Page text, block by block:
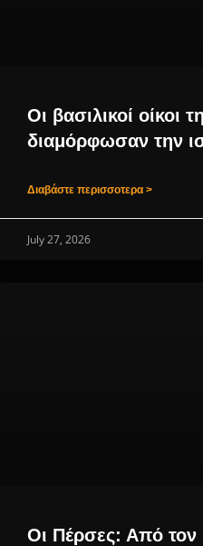
Οι βασιλικοί οίκοι
διαμόρφωσαν την
Διαβάστε περισσοτερα >
July 27, 2026
Οι Πέρσες: Από τον